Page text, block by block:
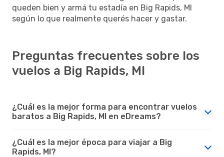
queden bien y armá tu estadía en Big Rapids, MI
según lo que realmente querés hacer y gastar.
Preguntas frecuentes sobre los
vuelos a Big Rapids, MI
¿Cuál es la mejor forma para encontrar vuelos
baratos a Big Rapids, MI en eDreams?
¿Cuál es la mejor época para viajar a Big
Rapids, MI?